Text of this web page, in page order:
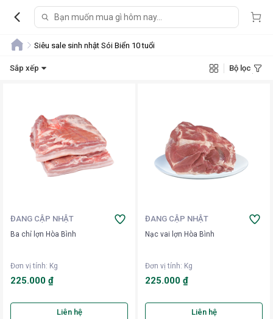
Siêu sale sinh nhật Sói Biển 10 tuổi
Sắp xếp Bộ lọc
ĐANG CẬP NHẬT
Ba chỉ lợn Hòa Bình
Đơn vị tính: Kg
225.000 ₫
Liên hệ
ĐANG CẬP NHẬT
Nạc vai lợn Hòa Bình
Đơn vị tính: Kg
225.000 ₫
Liên hệ